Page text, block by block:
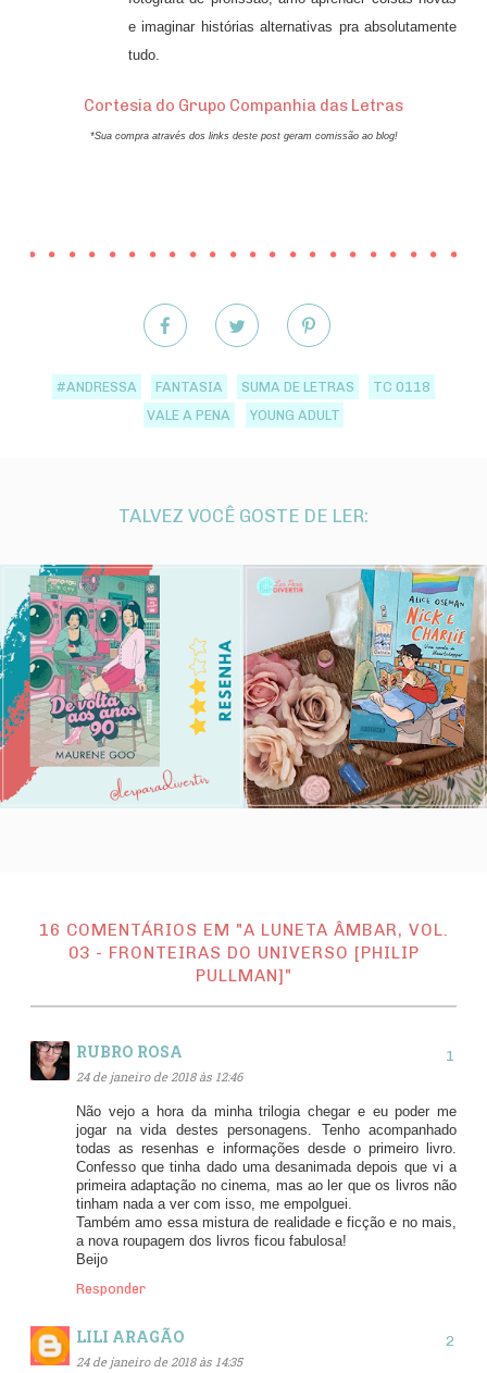
e imaginar histórias alternativas pra absolutamente
tudo.
Cortesia do Grupo Companhia das Letras
*Sua compra através dos links deste post geram comissão ao blog!
#ANDRESSA FANTASIA SUMA DE LETRAS
TC 0118
VALE A PENA
YOUNG ADULT
TALVEZ VOCÊ GOSTE DE LER:
16 COMENTÁRIOS EM "A LUNETA ÂMBAR, VOL.
03 - FRONTEIRAS DO UNIVERSO [PHILIP
PULLMAN]"
RUBRO ROSA
24 de janeiro de 2018 às 12:46
Não vejo a hora da minha trilogia chegar e eu poder me
jogar na vida destes personagens. Tenho acompanhado
todas as resenhas e informações desde o primeiro livro.
Confesso que tinha dado uma desanimada depois que vi a
primeira adaptação no cinema, mas ao ler que os livros não
tinham nada a ver com isso, me empolguei.
Também amo essa mistura de realidade e ficção e no mais,
a nova roupagem dos livros ficou fabulosa!
Beijo
Responder
LILI ARAGÃO
24 de janeiro de 2018 às 14:35